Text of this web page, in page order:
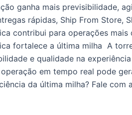
ganha mais previsibilidade,
rápidas, Ship From Store,
contribui para operações
fortalece a última milha A
e qualidade na
em tempo real pode
da última milha? Fale